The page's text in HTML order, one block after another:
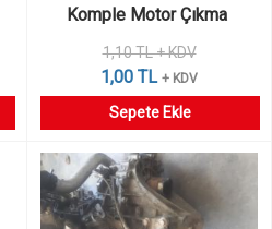
Komple Motor Çıkma
1,10 TL + KDV
1,00 TL + KDV
Sepete Ekle